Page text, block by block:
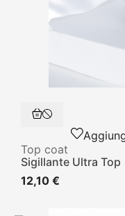
Top coat
Sigillante Ultra Top
12,10 €